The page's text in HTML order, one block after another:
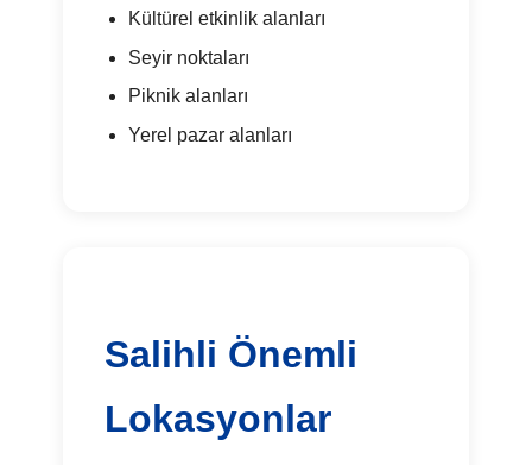
Kültürel etkinlik alanları
Seyir noktaları
Piknik alanları
Yerel pazar alanları
Salihli Önemli
Lokasyonlar